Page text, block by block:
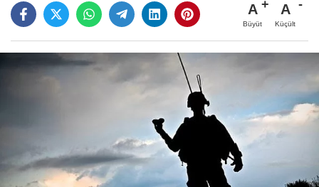
A
Büyüt
A
Küçült